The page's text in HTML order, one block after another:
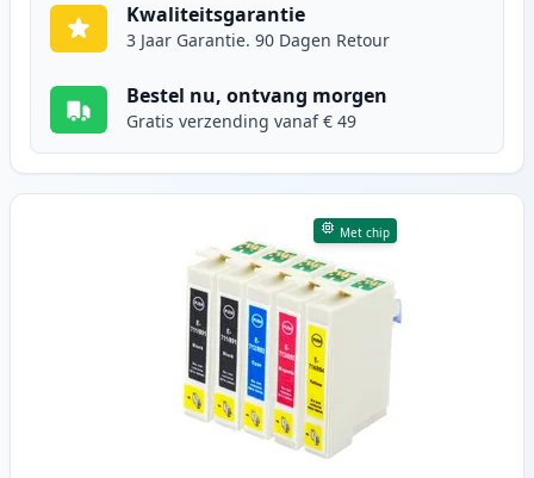
Kwaliteitsgarantie
3 Jaar Garantie. 90 Dagen Retour
Bestel nu, ontvang morgen
Gratis verzending vanaf € 49
Met chip